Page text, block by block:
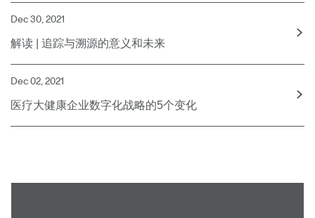
Dec 30, 2021
解读 | 追踪与溯源的意义和未来
Dec 02, 2021
医疗大健康企业数字化战略的5个变化